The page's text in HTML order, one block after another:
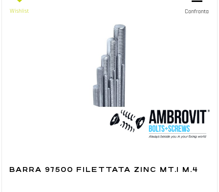
Wishlist Confronta
BARRA 97500 FILETTATA ZINC MT.1 M.4